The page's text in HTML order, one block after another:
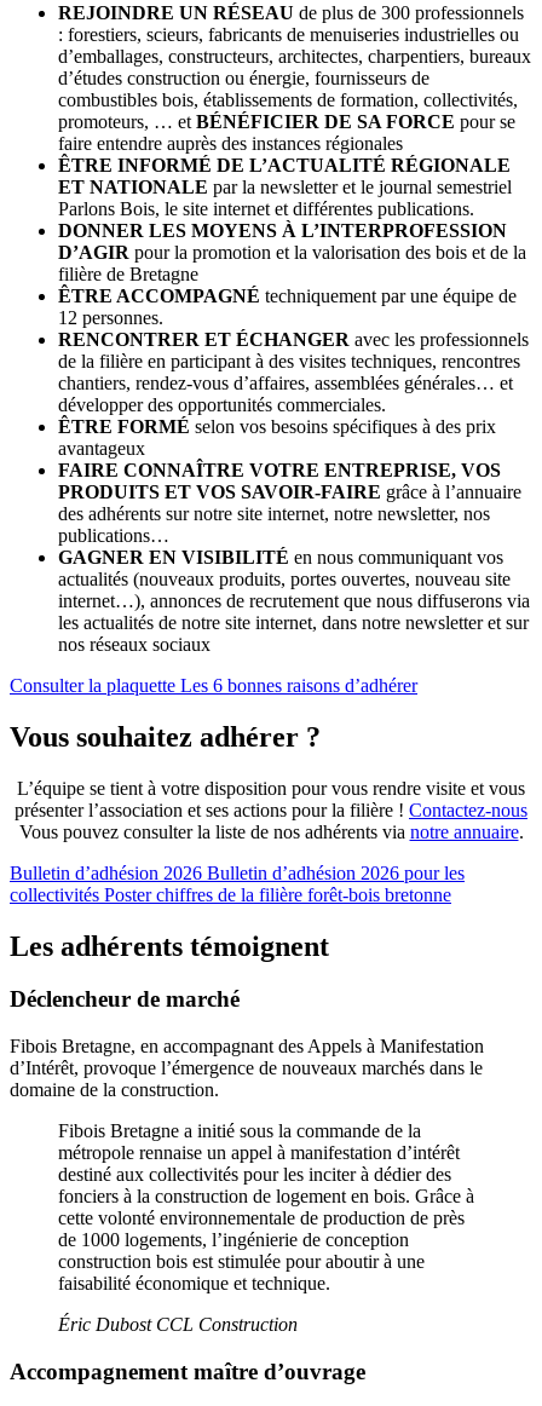
REJOINDRE UN RÉSEAU de plus de 300 professionnels
: forestiers, scieurs, fabricants de menuiseries industrielles ou
d’emballages, constructeurs, architectes, charpentiers, bureaux
d’études construction ou énergie, fournisseurs de
combustibles bois, établissements de formation, collectivités,
promoteurs, … et BÉNÉFICIER DE SA FORCE pour se
faire entendre auprès des instances régionales
ÊTRE INFORMÉ DE L’ACTUALITÉ RÉGIONALE
ET NATIONALE par la newsletter et le journal semestriel
Parlons Bois, le site internet et différentes publications.
DONNER LES MOYENS À L’INTERPROFESSION
D’AGIR pour la promotion et la valorisation des bois et de la
filière de Bretagne
ÊTRE ACCOMPAGNÉ techniquement par une équipe de
12 personnes.
RENCONTRER ET ÉCHANGER avec les professionnels
de la filière en participant à des visites techniques, rencontres
chantiers, rendez-vous d’affaires, assemblées générales… et
développer des opportunités commerciales.
ÊTRE FORMÉ selon vos besoins spécifiques à des prix
avantageux
FAIRE CONNAÎTRE VOTRE ENTREPRISE, VOS
PRODUITS ET VOS SAVOIR-FAIRE grâce à l’annuaire
des adhérents sur notre site internet, notre newsletter, nos
publications…
GAGNER EN VISIBILITÉ en nous communiquant vos
actualités (nouveaux produits, portes ouvertes, nouveau site
internet…), annonces de recrutement que nous diffuserons via
les actualités de notre site internet, dans notre newsletter et sur
nos réseaux sociaux
Consulter la plaquette Les 6 bonnes raisons d’adhérer
Vous souhaitez adhérer ?
L’équipe se tient à votre disposition pour vous rendre visite et vous
présenter l’association et ses actions pour la filière ! Contactez-nous
Vous pouvez consulter la liste de nos adhérents via notre annuaire.
Bulletin d’adhésion 2026 Bulletin d’adhésion 2026 pour les
collectivités Poster chiffres de la filière forêt-bois bretonne
Les adhérents témoignent
Déclencheur de marché
Fibois Bretagne, en accompagnant des Appels à Manifestation
d’Intérêt, provoque l’émergence de nouveaux marchés dans le
domaine de la construction.
Fibois Bretagne a initié sous la commande de la
métropole rennaise un appel à manifestation d’intérêt
destiné aux collectivités pour les inciter à dédier des
fonciers à la construction de logement en bois. Grâce à
cette volonté environnementale de production de près
de 1000 logements, l’ingénierie de conception
construction bois est stimulée pour aboutir à une
faisabilité économique et technique.
Éric Dubost CCL Construction
Accompagnement maître d’ouvrage